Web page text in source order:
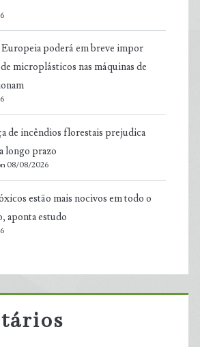
poderá em breve impor
microplásticos nas máquinas de
de incêndios florestais prejudica
longo prazo
08/08/2026
estão mais nocivos em todo o
aponta estudo